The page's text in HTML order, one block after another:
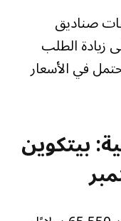
صناديق
زيادة الطلب
في الأسعار
بيتكوين